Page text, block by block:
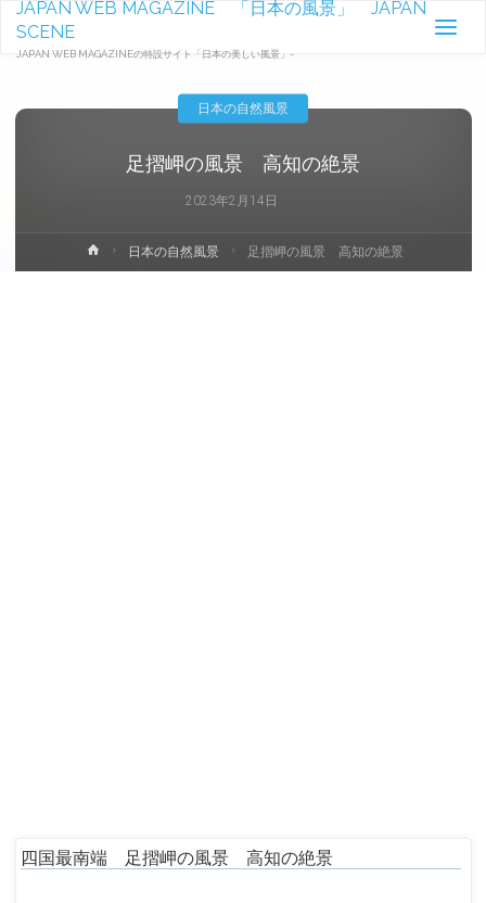
JAPAN WEB MAGAZINE 「日本の風景」 JAPAN
SCENE
JAPAN WEB MAGAZINEの特設サイト「日本の美しい風景」-
足摺岬の風景 高知の絶景
2023年2月14日
日本の自然風景
ホ
ー
日本の自然風景 足摺岬の風景 高知の絶景
四国最南端 足摺岬の風景 高知の絶景